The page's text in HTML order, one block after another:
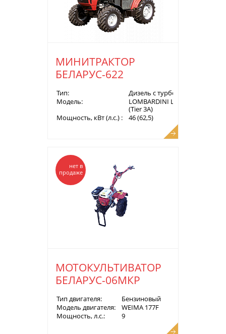
МИНИТРАКТОР
БЕЛАРУС-622
Тип:
Дизель с турбонаддувом
Модель:
LOMBARDINI LDW 2204Т
(Tier 3A)
Мощность, кВт (л.с.) :
46 (62,5)
нет в
продаже
МОТОКУЛЬТИВАТОР
БЕЛАРУС-06МКР
Тип двигателя:
Бензиновый
Модель двигателя:
WEIMA 177F
Мощность, л.с.:
9